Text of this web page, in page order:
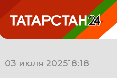
03 июля 202518:18